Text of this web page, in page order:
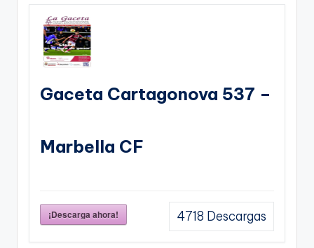
Gaceta Cartagonova 537 –
Marbella CF
¡Descarga ahora! 4718 Descargas